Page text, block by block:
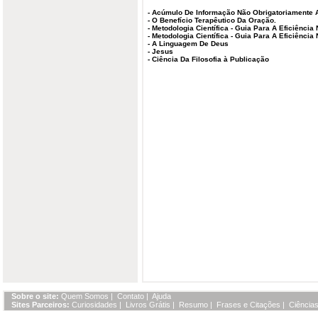
- Acúmulo De Informação Não Obrigatoriamente
- O Benefício Terapêutico Da Oração.
- Metodologia Científica - Guia Para A Eficiência
- Metodologia Científica - Guia Para A Eficiência
- A Linguagem De Deus
- Jesus
- Ciência Da Filosofia à Publicação
Sobre o site: Quem Somos | Contato | Ajuda
Sites Parceiros: Curiosidades | Livros Grátis | Resumo | Frases e Citações |